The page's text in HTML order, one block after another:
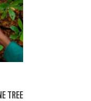
TREE